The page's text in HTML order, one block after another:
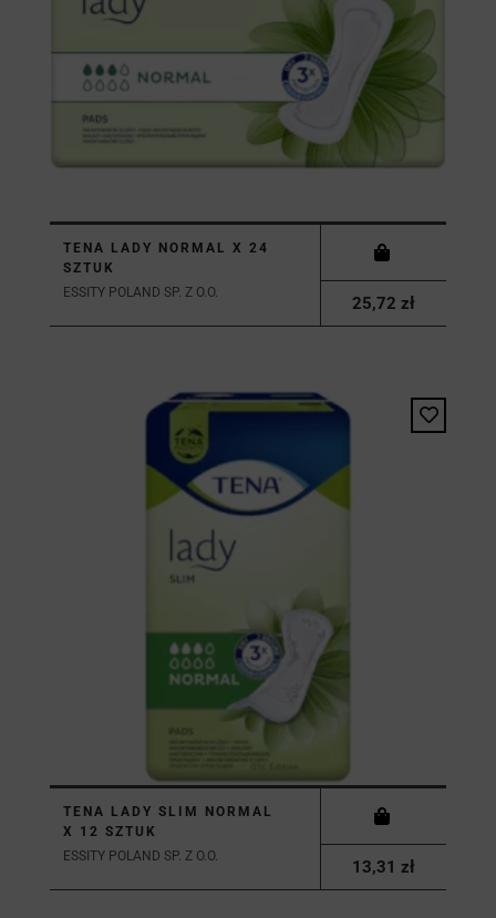
TENA LADY NORMAL X 24
SZTUK
ESSITY POLAND SP. Z O.O.
25,72 zł
TENA LADY SLIM NORMAL
X 12 SZTUK
ESSITY POLAND SP. Z O.O.
13,31 zł